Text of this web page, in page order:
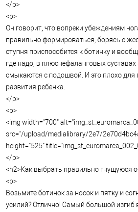
</p>
<p>
Он говорит, что вопреки убеждениям
правильно формироваться, борясь с
ступня приспособится к ботинку и
где надо, в плюснефаланговых суставах
смыкаются с подошвой. И это плохо для
развития ребенка.
</p>
<p>
<img width="700"
src="/upload/medialibrary/2e7/
height="525"
</p>
<h2>Как выбрать правильно гнущуюся
<p>
Возьмите ботинок за носок и пятку и
усилий? Отлично! Самый большой